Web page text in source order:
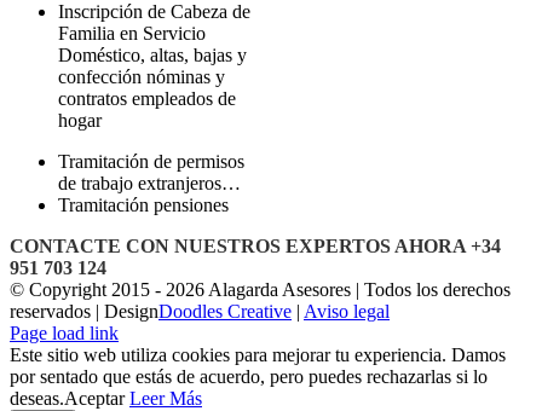
Inscripción de Cabeza de
Familia en Servicio
Doméstico, altas, bajas y
confección nóminas y
contratos empleados de
hogar
Tramitación de permisos
de trabajo extranjeros…
Tramitación pensiones
CONTACTE CON NUESTROS EXPERTOS AHORA +34
951 703 124
© Copyright 2015 - 2026 Alagarda Asesores | Todos los derechos
reservados | DesignDoodles Creative | Aviso legal
Facebook
Correo
electrónico
Page load link
Este sitio web utiliza cookies para mejorar tu experiencia. Damos
por sentado que estás de acuerdo, pero puedes rechazarlas si lo
deseas.Aceptar Leer Más